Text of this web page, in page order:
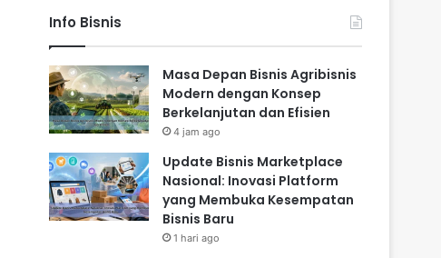
Info Bisnis
Masa Depan Bisnis Agribisnis
Modern dengan Konsep
Berkelanjutan dan Efisien
4 jam ago
Update Bisnis Marketplace
Nasional: Inovasi Platform
yang Membuka Kesempatan
Bisnis Baru
1 hari ago